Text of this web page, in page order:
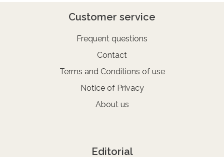
Customer service
Frequent questions
Contact
Terms and Conditions of use
Notice of Privacy
About us
Editorial